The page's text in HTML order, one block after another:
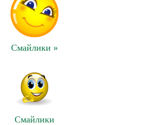
Смайлики »
Смайлики